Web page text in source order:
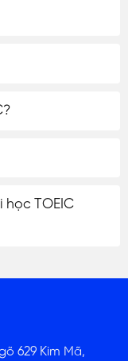
học TOEIC
629 Kim Mã,